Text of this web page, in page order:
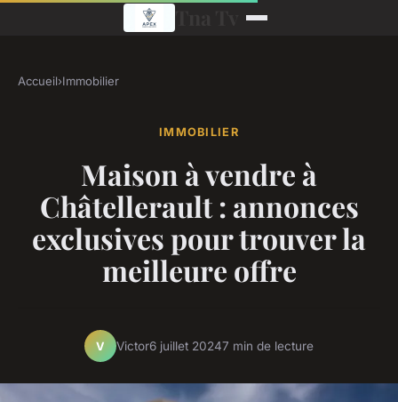
Accueil›Immobilier
IMMOBILIER
Maison à vendre à
Châtellerault : annonces
exclusives pour trouver la
meilleure offre
V Victor6 juillet 20247 min de lecture